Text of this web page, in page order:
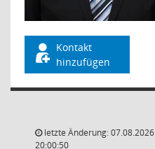
Kontakt
hinzufügen
letzte Änderung: 07.08.2026
20:00:50